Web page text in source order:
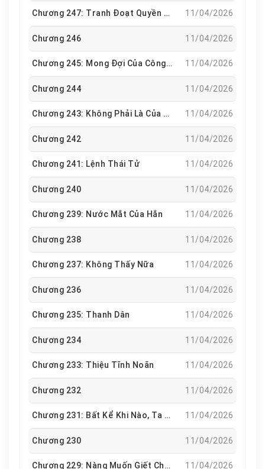
Chương 247: Tranh Đoạt Quyền Lực, Chẳng Ai Là Kẻ Thắng 11/04/2026
Chương 246 11/04/2026
Chương 245: Mong Đợi Của Công Chúa Chính Là Lòng Trung Của Tại Hạ 11/04/2026
Chương 244 11/04/2026
Chương 243: Không Phải Là Của Ngươi, Ngươi Cũng Muốn Lấy Sao? 11/04/2026
Chương 242 11/04/2026
Chương 241: Lệnh Thái Tử 11/04/2026
Chương 240 11/04/2026
Chương 239: Nước Mắt Của Hắn 11/04/2026
Chương 238 11/04/2026
Chương 237: Không Thấy Nữa 11/04/2026
Chương 236 11/04/2026
Chương 235: Thanh Dân 11/04/2026
Chương 234 11/04/2026
Chương 233: Thiệu Tĩnh Noãn 11/04/2026
Chương 232 11/04/2026
Chương 231: Bất Kể Khi Nào, Ta Sẽ Đưa Nàng Về Nhà 11/04/2026
Chương 230 11/04/2026
Chương 229: Nàng Muốn Giết Chết Tất Cả Mọi Người 11/04/2026